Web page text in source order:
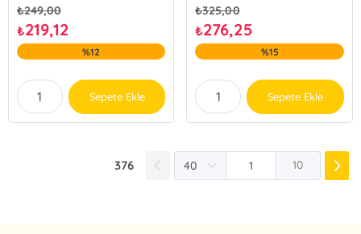
₺249,00
₺219,12
%12
Sepete Ekle
₺325,00
₺276,25
%15
Sepete Ekle
376 10